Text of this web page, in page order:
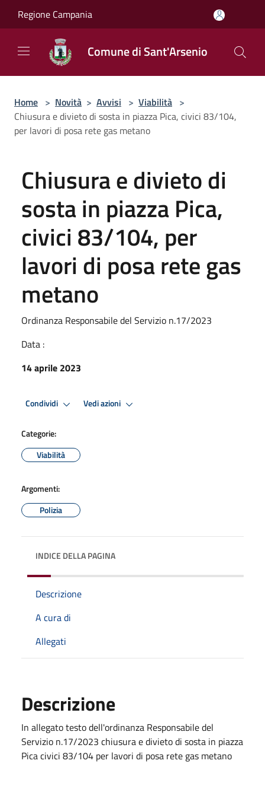
Regione Campania
Comune di Sant'Arsenio
Home > Novità > Avvisi > Viabilità >
Chiusura e divieto di sosta in piazza Pica, civici 83/104,
per lavori di posa rete gas metano
Chiusura e divieto di
sosta in piazza Pica,
civici 83/104, per
lavori di posa rete gas
metano
Ordinanza Responsabile del Servizio n.17/2023
Data :
14 aprile 2023
Condividi Vedi azioni
Categorie:
Viabilità
Argomenti:
Polizia
INDICE DELLA PAGINA
Descrizione
A cura di
Allegati
Descrizione
In allegato testo dell'ordinanza Responsabile del
Servizio n.17/2023 chiusura e divieto di sosta in piazza
Pica civici 83/104 per lavori di posa rete gas metano